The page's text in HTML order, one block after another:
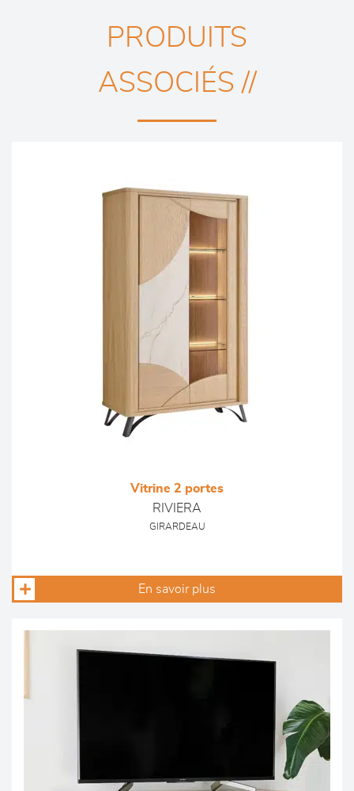
PRODUITS
ASSOCIÉS //
Vitrine 2 portes
RIVIERA
GIRARDEAU
En savoir plus